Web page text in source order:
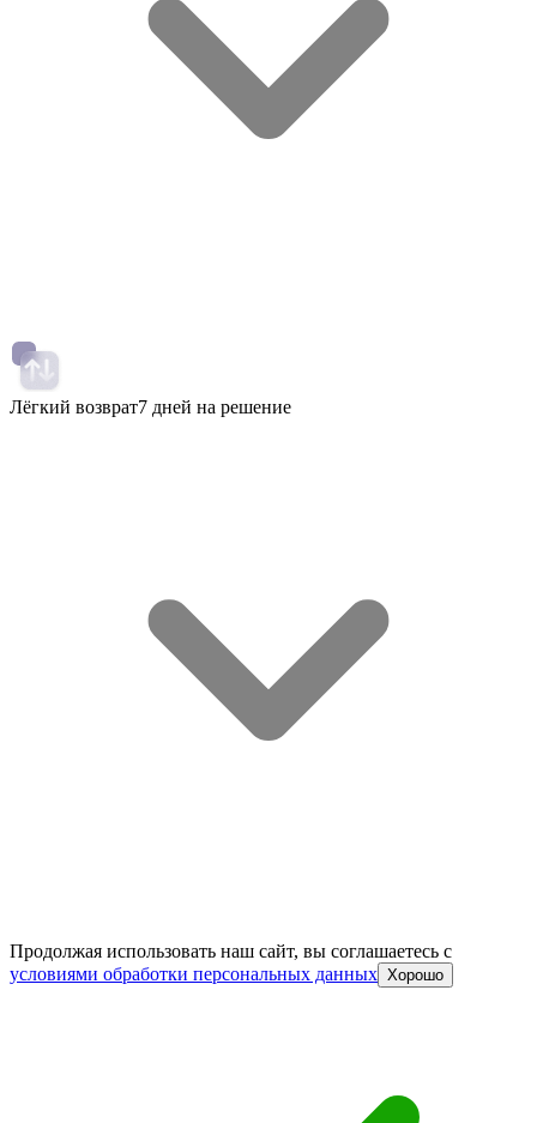
Лёгкий возврат7 дней на решение
Продолжая использовать наш сайт, вы соглашаетесь c
условиями обработки персональных данных Хорошо